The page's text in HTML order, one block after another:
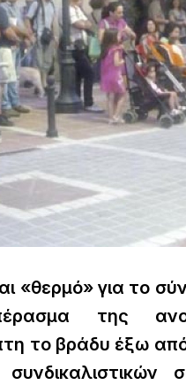
«θερμό» για το
της
το βράδυ έξω